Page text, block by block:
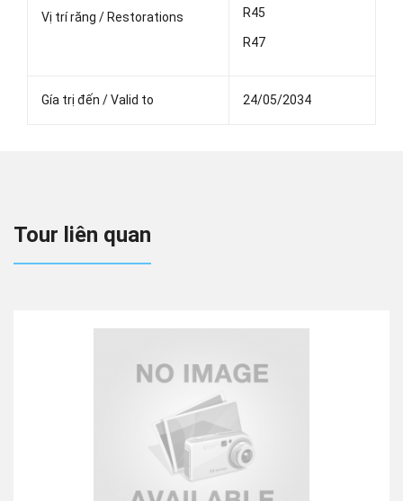
Vị trí răng / Restorations R45
R47
Gía trị đến / Valid to 24/05/2034
Tour liên quan